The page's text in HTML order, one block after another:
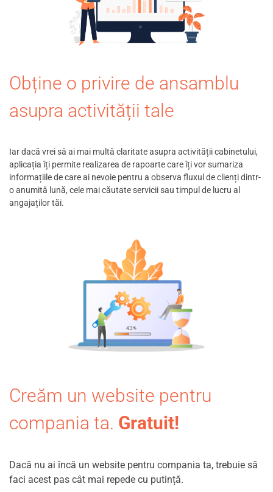
Obține o privire de ansamblu
asupra activității tale
Iar dacă vrei să ai mai multă claritate asupra activității cabinetului,
aplicația îți permite realizarea de rapoarte care îți vor sumariza
informațiile de care ai nevoie pentru a observa fluxul de clienți dintr-
o anumită lună, cele mai căutate servicii sau timpul de lucru al
angajaților tăi.
Creăm un website pentru
compania ta. Gratuit!
Dacă nu ai încă un website pentru compania ta, trebuie să
faci acest pas cât mai repede cu putință.